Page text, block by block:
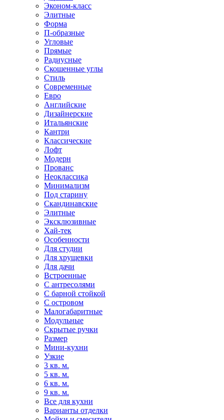
Эконом-класс
Элитные
Форма
П-образные
Угловые
Прямые
Радиусные
Скошенные углы
Стиль
Современные
Евро
Английские
Дизайнерские
Итальянские
Кантри
Классические
Лофт
Модерн
Прованс
Неоклассика
Минимализм
Под старину
Скандинавские
Элитные
Эксклюзивные
Хай-тек
Особенности
Для студии
Для хрущевки
Для дачи
Встроенные
С антресолями
С барной стойкой
С островом
Малогабаритные
Модульные
Скрытые ручки
Размер
Мини-кухни
Узкие
3 кв. м.
5 кв. м.
6 кв. м.
9 кв. м.
Все для кухни
Варианты отделки